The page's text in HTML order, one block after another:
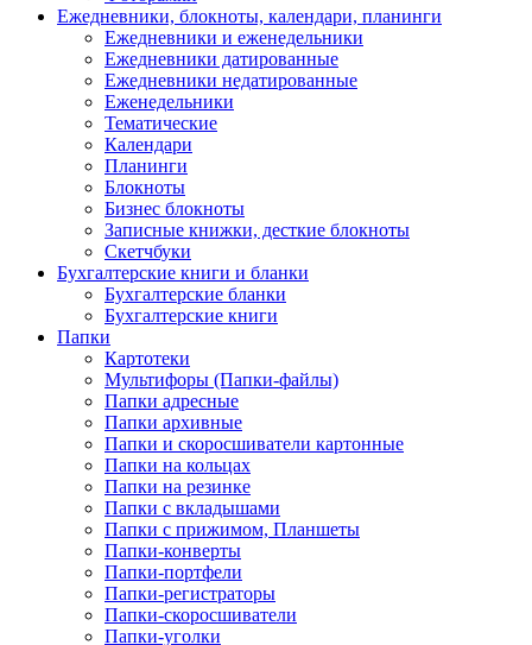
Ежедневники, блокноты, календари, планинги
Ежедневники и еженедельники
Ежедневники датированные
Ежедневники недатированные
Еженедельники
Тематические
Календари
Планинги
Блокноты
Бизнес блокноты
Записные книжки, десткие блокноты
Скетчбуки
Бухгалтерские книги и бланки
Бухгалтерские бланки
Бухгалтерские книги
Папки
Картотеки
Мультифоры (Папки-файлы)
Папки адресные
Папки архивные
Папки и скоросшиватели картонные
Папки на кольцах
Папки на резинке
Папки с вкладышами
Папки с прижимом, Планшеты
Папки-конверты
Папки-портфели
Папки-регистраторы
Папки-скоросшиватели
Папки-уголки